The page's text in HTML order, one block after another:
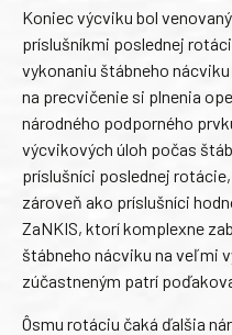
Koniec výcviku bol
príslušníkmi poslednej
vykonaniu štábneho nácviku
na precvičenie si plnenia
národného podporného
výcvikových úloh počas
príslušníci poslednej
zároveň ako príslušníci
ZaNKIS, ktorí komplexne
štábneho nácviku na veľmi
zúčastneným patrí
Ôsmu rotáciu čaká ďalšia